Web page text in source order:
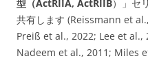
型（ActRIIA, ActRIIB）」セ
共有します (Reissmann et
Preiß et al., 2022; Lee et
Nadeem et al., 2011; Miles